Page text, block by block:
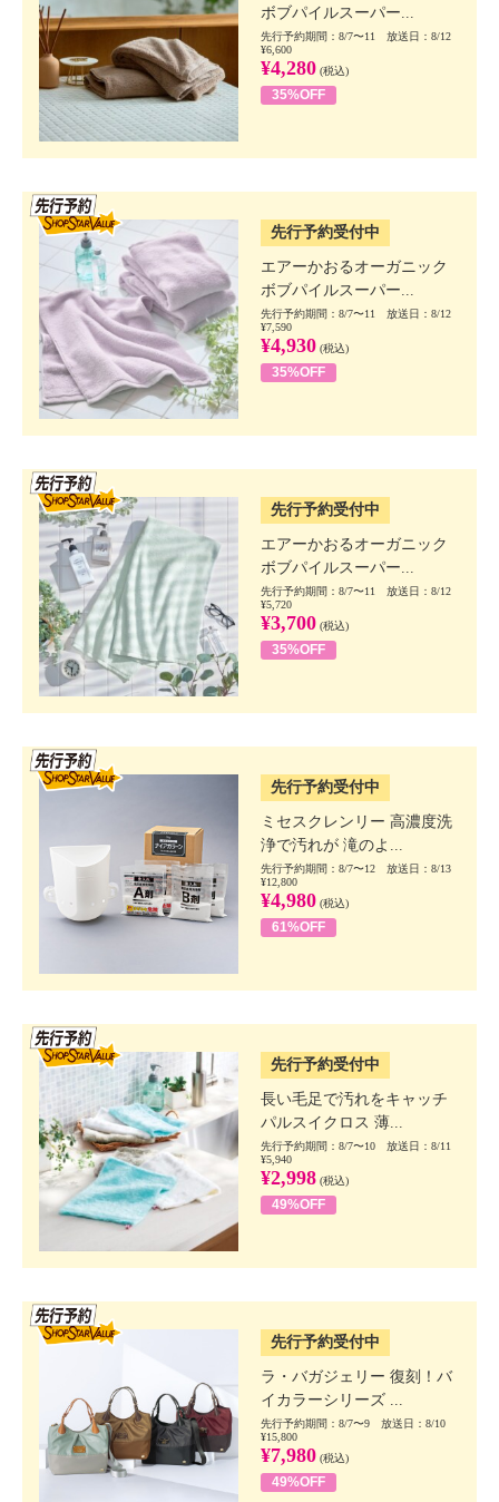
ボブパイルスーパー...
先行予約期間：8/7〜11 放送日：8/12
¥6,600
¥4,280 (税込)
35%OFF
先行予約受付中
エアーかおるオーガニック
ボブパイルスーパー...
先行予約期間：8/7〜11 放送日：8/12
¥7,590
¥4,930 (税込)
35%OFF
先行予約受付中
エアーかおるオーガニック
ボブパイルスーパー...
先行予約期間：8/7〜11 放送日：8/12
¥5,720
¥3,700 (税込)
35%OFF
先行予約受付中
ミセスクレンリー 高濃度洗
浄で汚れが 滝のよ...
先行予約期間：8/7〜12 放送日：8/13
¥12,800
¥4,980 (税込)
61%OFF
先行予約受付中
長い毛足で汚れをキャッチ
パルスイクロス 薄...
先行予約期間：8/7〜10 放送日：8/11
¥5,940
¥2,998 (税込)
49%OFF
先行予約受付中
ラ・バガジェリー 復刻！バ
イカラーシリーズ ...
先行予約期間：8/7〜9 放送日：8/10
¥15,800
¥7,980 (税込)
49%OFF